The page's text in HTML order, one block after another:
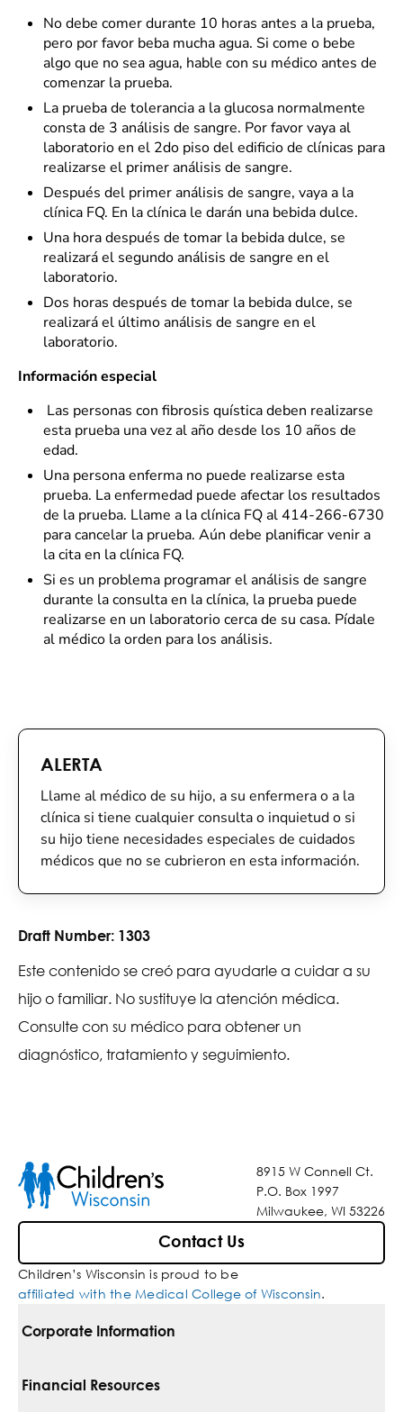
No debe comer durante 10 horas antes a la prueba,
pero por favor beba mucha agua. Si come o bebe
algo que no sea agua, hable con su médico antes de
comenzar la prueba.
La prueba de tolerancia a la glucosa normalmente
consta de 3 análisis de sangre. Por favor vaya al
laboratorio en el 2do piso del edificio de clínicas para
realizarse el primer análisis de sangre.
Después del primer análisis de sangre, vaya a la
clínica FQ. En la clínica le darán una bebida dulce.
Una hora después de tomar la bebida dulce, se
realizará el segundo análisis de sangre en el
laboratorio.
Dos horas después de tomar la bebida dulce, se
realizará el último análisis de sangre en el
laboratorio.
Información especial
Las personas con fibrosis quística deben realizarse
esta prueba una vez al año desde los 10 años de
edad.
Una persona enferma no puede realizarse esta
prueba. La enfermedad puede afectar los resultados
de la prueba. Llame a la clínica FQ al 414-266-6730
para cancelar la prueba. Aún debe planificar venir a
la cita en la clínica FQ.
Si es un problema programar el análisis de sangre
durante la consulta en la clínica, la prueba puede
realizarse en un laboratorio cerca de su casa. Pídale
al médico la orden para los análisis.
ALERTA
Llame al médico de su hijo, a su enfermera o a la
clínica si tiene cualquier consulta o inquietud o si
su hijo tiene necesidades especiales de cuidados
médicos que no se cubrieron en esta información.
Draft Number: 1303
Este contenido se creó para ayudarle a cuidar a su
hijo o familiar. No sustituye la atención médica.
Consulte con su médico para obtener un
diagnóstico, tratamiento y seguimiento.
8915 W Connell Ct.
P.O. Box 1997
Milwaukee, WI 53226
Contact Us
Children’s Wisconsin is proud to be
affiliated with the Medical College of Wisconsin.
Corporate Information
For Vendors
Financial Resources